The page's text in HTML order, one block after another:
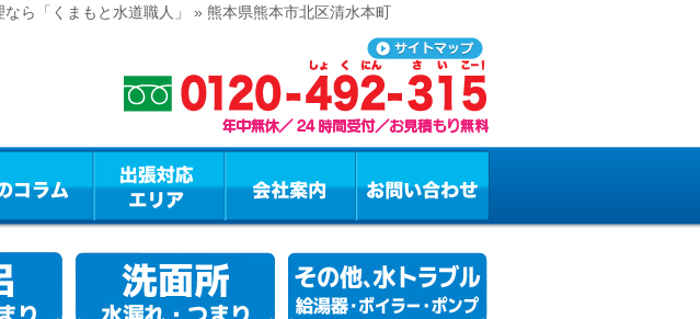
ら「くまもと水道職人」 » 熊本県熊本市北区清水本町